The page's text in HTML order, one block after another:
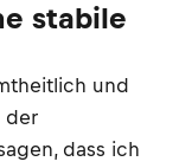
stabile
und
der
dass ich